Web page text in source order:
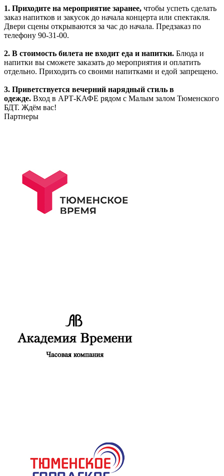
1. Приходите на мероприятие заранее, чтобы успеть сделать
заказ напитков и закусок до начала концерта или спектакля.
Двери сцены открываются за час до начала. Предзаказ по
телефону 90-31-00.
2. В стоимость билета не входит еда и напитки. Блюда и
напитки вы сможете заказать до мероприятия и оплатить
отдельно. Приходить со своими напитками и едой запрещено.
3. Приветствуется вечерний нарядный стиль в
одежде. Вход в АРТ-КАФЕ рядом с Малым залом Тюменского
БДТ. Ждём вас!
Партнеры